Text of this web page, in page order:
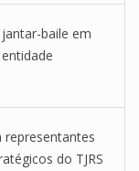
baile em
representantes
do TJRS